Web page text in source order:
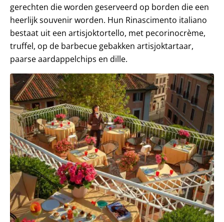
gerechten die worden geserveerd op borden die een
heerlijk souvenir worden. Hun Rinascimento italiano
bestaat uit een artisjoktortello, met pecorinocrème,
truffel, op de barbecue gebakken artisjoktartaar,
paarse aardappelchips en dille.